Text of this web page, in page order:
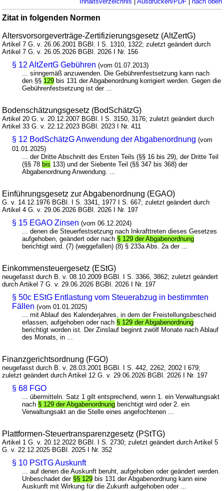
Zitat in folgenden Normen
Altersvorsorgeverträge-Zertifizierungsgesetz (AltZertG)
Artikel 7 G. v. 26.06.2001 BGBl. I S. 1310, 1322; zuletzt geändert durch
Artikel 7 G. v. 26.05.2026 BGBl. 2026 I Nr. 156
§ 12 AltZertG Gebühren (vom 01.07.2013)
... sinngemäß anzuwenden. Die Gebührenfestsetzung kann nach
den §§ 129 bis 131 der Abgabenordnung korrigiert werden. Gegen die
Gebührenfestsetzung ist der ...
Bodenschätzungsgesetz (BodSchätzG)
Artikel 20 G. v. 20.12.2007 BGBl. I S. 3150, 3176; zuletzt geändert durch
Artikel 33 G. v. 22.12.2023 BGBl. 2023 I Nr. 411
§ 12 BodSchätzG Anwendung der Abgabenordnung (vom
01.01.2025)
... der Dritte Abschnitt des Ersten Teils (§§ 16 bis 29), der Dritte Teil
(§§ 78 bis 133) und der Siebente Teil (§§ 347 bis 368) der
Abgabenordnung Anwendung. ...
Einführungsgesetz zur Abgabenordnung (EGAO)
G. v. 14.12.1976 BGBl. I S. 3341, 1977 I S. 667; zuletzt geändert durch
Artikel 4 G. v. 29.06.2026 BGBl. 2026 I Nr. 197
§ 15 EGAO Zinsen (vom 06.12.2024)
... denen die Steuerfestsetzung nach Inkrafttreten dieses Gesetzes
aufgehoben, geändert oder nach § 129 der Abgabenordnung
berichtigt wird. (7) (weggefallen) (8) § 233a Abs. 2a der ...
Einkommensteuergesetz (EStG)
neugefasst durch B. v. 08.10.2009 BGBl. I S. 3366, 3862; zuletzt geändert
durch Artikel 7 G. v. 29.06.2026 BGBl. 2026 I Nr. 197
§ 50c EStG Entlastung vom Steuerabzug in bestimmten
Fällen (vom 01.01.2025)
... mit Ablauf des Kalenderjahres, in dem der Freistellungsbescheid
erlassen, aufgehoben oder nach § 129 der Abgabenordnung
berichtigt worden ist. Der Zinslauf beginnt zwölf Monate nach Ablauf
des Monats, in ...
Finanzgerichtsordnung (FGO)
neugefasst durch B. v. 28.03.2001 BGBl. I S. 442, 2262, 2002 I 679;
zuletzt geändert durch Artikel 12 G. v. 29.06.2026 BGBl. 2026 I Nr. 197
§ 68 FGO
... übermitteln. Satz 1 gilt entsprechend, wenn 1. ein Verwaltungsakt
nach § 129 der Abgabenordnung berichtigt wird oder 2. ein
Verwaltungsakt an die Stelle eines angefochtenen ...
Plattformen-Steuertransparenzgesetz (PStTG)
Artikel 1 G. v. 20.12.2022 BGBl. I S. 2730; zuletzt geändert durch Artikel 5
G. v. 22.12.2025 BGBl. 2025 I Nr. 352
§ 10 PStTG Auskunft
... auf denen die Auskunft beruht, aufgehoben oder geändert werden.
Unbeschadet der §§ 129 bis 131 der Abgabenordnung kann eine
Auskunft mit Wirkung für die Zukunft aufgehoben oder ...